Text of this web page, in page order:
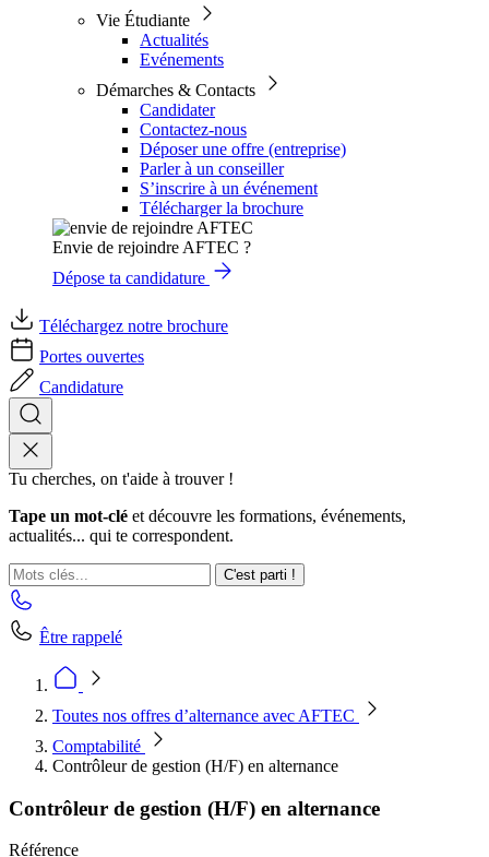
Vie Étudiante
Actualités
Evénements
Démarches & Contacts
Candidater
Contactez-nous
Déposer une offre (entreprise)
Parler à un conseiller
S’inscrire à un événement
Télécharger la brochure
Envie de rejoindre AFTEC ?
Dépose ta candidature
Téléchargez notre brochure
Portes ouvertes
Candidature
Tu cherches, on t'aide à trouver !
Tape un mot-clé et découvre les formations, événements,
actualités... qui te correspondent.
C'est parti !
Être rappelé
Toutes nos offres d’alternance avec AFTEC
Comptabilité
Contrôleur de gestion (H/F) en alternance
Contrôleur de gestion (H/F) en alternance
Référence